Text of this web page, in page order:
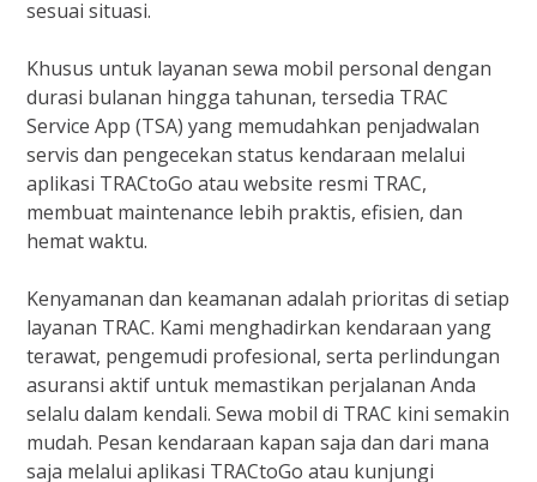
sesuai situasi.
Khusus untuk layanan sewa mobil personal dengan
durasi bulanan hingga tahunan, tersedia TRAC
Service App (TSA) yang memudahkan penjadwalan
servis dan pengecekan status kendaraan melalui
aplikasi TRACtoGo atau website resmi TRAC,
membuat maintenance lebih praktis, efisien, dan
hemat waktu.
Kenyamanan dan keamanan adalah prioritas di setiap
layanan TRAC. Kami menghadirkan kendaraan yang
terawat, pengemudi profesional, serta perlindungan
asuransi aktif untuk memastikan perjalanan Anda
selalu dalam kendali. Sewa mobil di TRAC kini semakin
mudah. Pesan kendaraan kapan saja dan dari mana
saja melalui aplikasi TRACtoGo atau kunjungi